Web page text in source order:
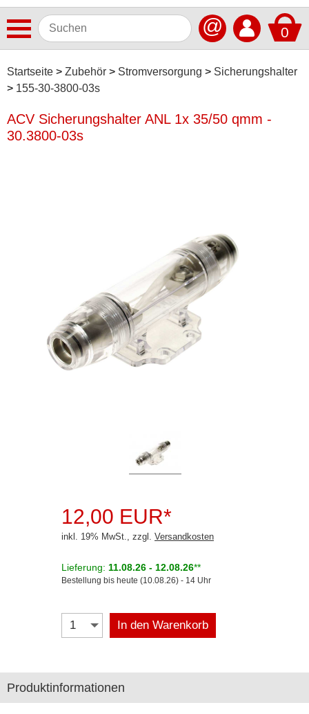
0
@
Startseite Zubehör Stromversorgung
Sicherungshalter
155-30-3800-03s
Autoradios
Dashcams
Rückfahrsysteme
Soundprozessoren
Antennenkabel
Antennensplitter
Antennenstab
Antennenverstärker
Aux-In-Adapter
Bluetooth
ACV Sicherungshalter ANL 1x 35/50 qmm -
30.3800-03s
12,00 EUR*
inkl. 19% MwSt., zzgl. Versandkosten
Lieferung: 11.08.26 - 12.08.26**
Bestellung bis heute (10.08.26) - 14 Uhr
In den Warenkorb
Produktinformationen